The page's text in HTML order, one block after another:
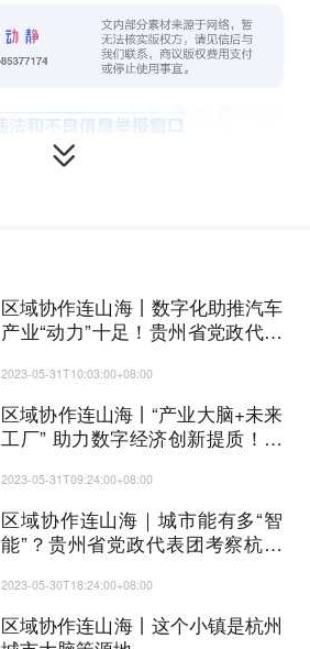
区域协作连山海丨数字化助推汽车
产业“动力”十足！贵州省党政代表
2023-05-31T10:03:00+08:00
区域协作连山海丨“产业大脑+未来
工厂” 助力数字经济创新提质！贵
州）技术有限公司
2023-05-31T09:24:00+08:00
区域协作连山海｜城市能有多“智
能”？贵州省党政代表团考察杭州
2023-05-30T18:24:00+08:00
区域协作连山海丨这个小镇是杭州